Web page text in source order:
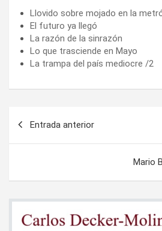
Llovido sobre mojado en la
El futuro ya llegó
La razón de la sinrazón
Lo que trasciende en Mayo
La trampa del país mediocre /2
Entrada anterior
Mario